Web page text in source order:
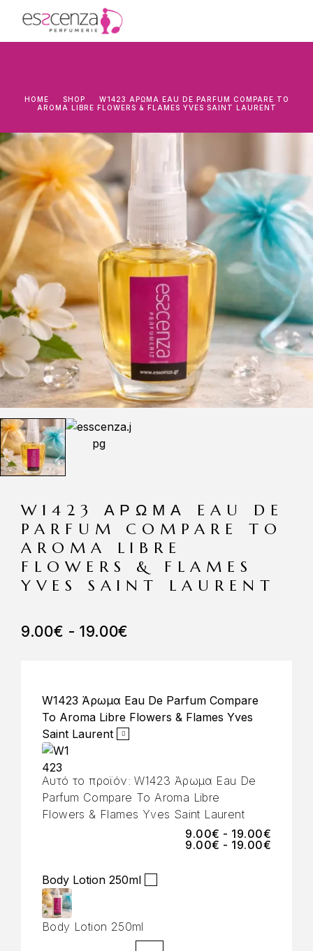
HOME SHOP
W1423 ΆΡΩΜΑ EAU DE PARFUM COMPARE TO
AROMA LIBRE FLOWERS & FLAMES YVES SAINT LAURENT
W1423 ΆΡΩΜΑ EAU DE
PARFUM COMPARE TO
AROMA LIBRE
FLOWERS & FLAMES
YVES SAINT LAURENT
9.00€ - 19.00€
W1423 Άρωμα Eau De Parfum Compare
To Aroma Libre Flowers & Flames Yves
Saint Laurent
Αυτό το προϊόν: W1423 Άρωμα Eau De
Parfum Compare To Aroma Libre
Flowers & Flames Yves Saint Laurent
9.00€ - 19.00€
9.00€ - 19.00€
Body Lotion 250ml
Body Lotion 250ml